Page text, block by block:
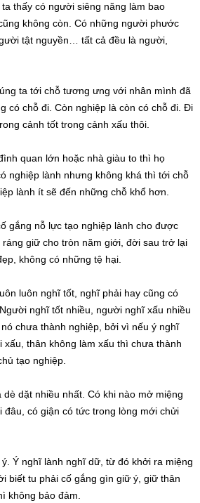
thấy có người siêng năng làm bao
không còn. Có những người phước
tật nguyền… tất cả đều là người,
ta tới chỗ tương ưng với nhân mình đã
có chỗ đi. Còn nghiệp là còn có chỗ đi. Đi
cảnh tốt trong cảnh xấu thôi.
quan lớn hoặc nhà giàu to thì họ
nghiệp lành nhưng không khá thì tới chỗ
lành ít sẽ đến những chỗ khổ hơn.
gắng nỗ lực tạo nghiệp lành cho được
giữ cho tròn năm giới, đời sau trở lại
không có những tệ hại.
luôn nghĩ tốt, nghĩ phải hay cũng có
nghĩ tốt nhiều, người nghĩ xấu nhiều
chưa thành nghiệp, bởi vì nếu ý nghĩ
xấu, thân không làm xấu thì chưa thành
tạo nghiệp.
dặt nhiều nhất. Có khi nào mở miệng
có giận có tức trong lòng mới chửi
Ý nghĩ lành nghĩ dữ, từ đó khởi ra miệng
biết tu phải cố gắng gìn giữ ý, giữ thân
không bảo đảm.